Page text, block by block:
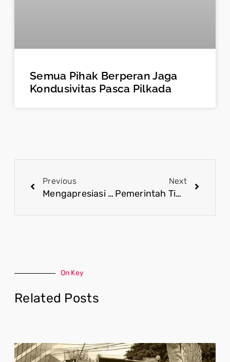
Semua Pihak Berperan Jaga
Kondusivitas Pasca Pilkada
Previous
Mengapresiasi Pelaksanaan PSU Sukses, Aman dan Damai: Pentingnya Terima Hasil Pemungutan
Next
Pemerintah Tingkatkan Pengawasan Tambang Demi Kelestarian Raja Ampat
On Key
Related Posts